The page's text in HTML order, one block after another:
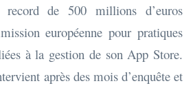
record de 500 millions d’euros
européenne pour pratiques
à la gestion de son App Store.
après des mois d’enquête et